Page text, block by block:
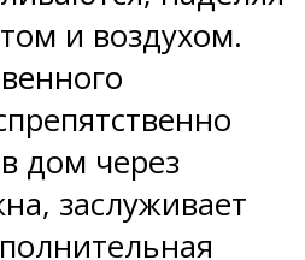
и воздухом.
дом через
заслуживает